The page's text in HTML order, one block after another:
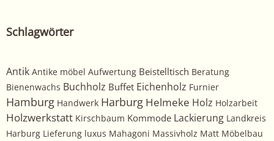
Schlagwörter
Antik Antike möbel Aufwertung Beistelltisch Beratung
Bienenwachs Buchholz Buffet Eichenholz Furnier
Hamburg Handwerk Harburg Helmeke Holz Holzarbeit
Holzwerkstatt Kirschbaum Kommode Lackierung Landkreis
Harburg Lieferung luxus Mahagoni Massivholz Matt Möbelbau